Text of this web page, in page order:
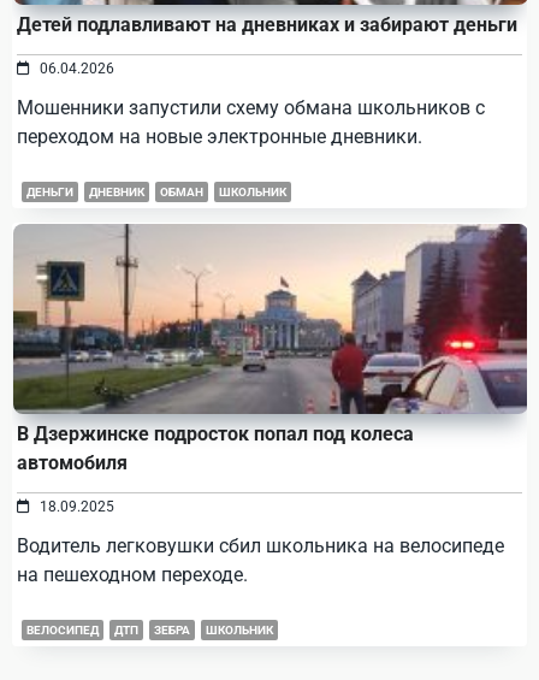
Детей подлавливают на дневниках и забирают деньги
06.04.2026
Мошенники запустили схему обмана школьников с
переходом на новые электронные дневники.
ДЕНЬГИ ДНЕВНИК ОБМАН ШКОЛЬНИК
В Дзержинске подросток попал под колеса
автомобиля
18.09.2025
Водитель легковушки сбил школьника на велосипеде
на пешеходном переходе.
ВЕЛОСИПЕД ДТП ЗЕБРА ШКОЛЬНИК